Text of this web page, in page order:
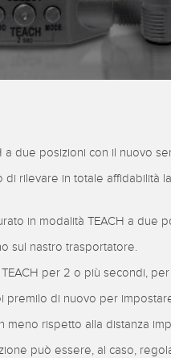
due posizioni con il nuovo
rilevare in totale
in modalità TEACH a
sul nastro trasportatore.
per 2 o più secondi,
di nuovo per
meno rispetto alla distanza
può essere, al caso,